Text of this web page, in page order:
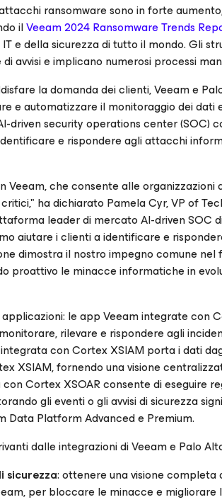
ransomware sono in forte
ilVeeam 2024 Ransomware Trends
e della sicurezza di tutto il mondo. Gli
avvisi e implicano numerosi processi
la domanda dei clienti, Veeam e
e automatizzare il monitoraggio dei dati
driven security operations center (SOC)
e rispondere agli attacchi
Veeam, che consente alle
ha dichiarato Pamela Cyr, VP of
leader di mercato AI-driven SOC
aiutare i clienti a identificare e
dimostra il nostro impegno comune
proattivo le minacce informatiche in
le app Veeam integrate con
rilevare e rispondere agli
con Cortex XSIAM porta i dati
XSIAM, fornendo una visione
Cortex XSOAR consente di eseguire
gli eventi o gli avvisi di sicurezza
Data Platform Advanced e Premium.
dalle integrazioni di Veeam e Palo
sicurezza: ottenere una visione
per bloccare le minacce e migliorare